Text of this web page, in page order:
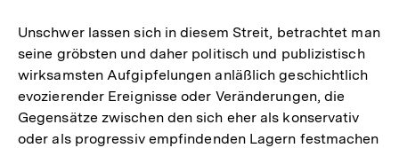
Unschwer lassen sich in diesem Streit, betrachtet man
seine gröbsten und daher politisch und publizistisch
wirksamsten Aufgipfelungen anläßlich geschichtlich
evozierender Ereignisse oder Veränderungen, die
Gegensätze zwischen den sich eher als konservativ
oder als progressiv empfindenden Lagern festmachen